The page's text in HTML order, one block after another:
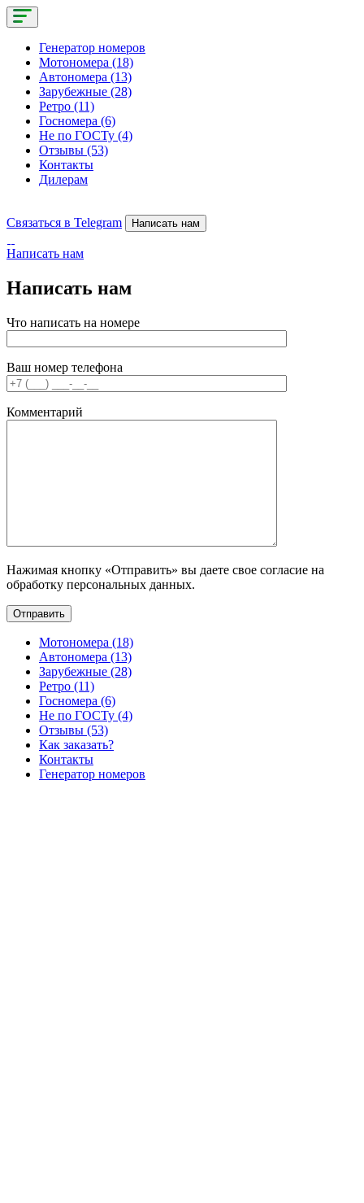
Генератор номеров
Мотономера (18)
Автономера (13)
Зарубежные (28)
Ретро (11)
Госномера (6)
Не по ГОСТу (4)
Отзывы (53)
Контакты
Дилерам
Связаться в Telegram Написать нам
Написать нам
Написать нам
Что написать на номере
Ваш номер телефона
Комментарий
Нажимая кнопку «Отправить» вы даете свое согласие на
обработку персональных данных.
Мотономера (18)
Автономера (13)
Зарубежные (28)
Ретро (11)
Госномера (6)
Не по ГОСТу (4)
Отзывы (53)
Как заказать?
Контакты
Генератор номеров